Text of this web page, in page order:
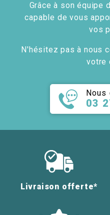
Grâce à son équipe
capable de vous
vos
N'hésitez pas à nous
votre
Nous
03
Livraison offerte*